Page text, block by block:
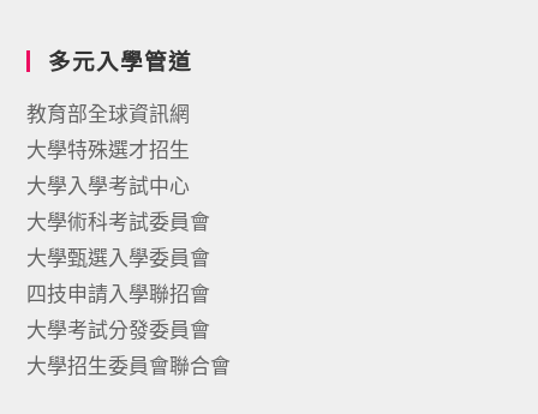
多元入學管道
教育部全球資訊網
大學特殊選才招生
大學入學考試中心
大學術科考試委員會
大學甄選入學委員會
四技申請入學聯招會
大學考試分發委員會
大學招生委員會聯合會